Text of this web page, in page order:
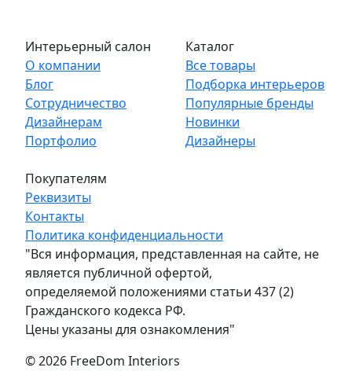
Интерьерный салон
О компании
Блог
Сотрудничество
Дизайнерам
Портфолио
Каталог
Все товары
Подборка интерьеров
Популярные бренды
Новинки
Дизайнеры
Покупателям
Реквизиты
Контакты
Политика конфиденциальности
"Вся информация, представленная на сайте, не
является публичной офертой,
определяемой положениями статьи 437 (2)
Гражданского кодекса РФ.
Цены указаны для ознакомления"
© 2026 FreeDom Interiors